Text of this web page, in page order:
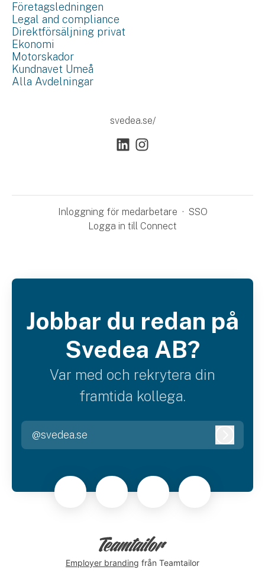
Företagsledningen
Legal and compliance
Direktförsäljning privat
Ekonomi
Motorskador
Kundnavet Umeå
Alla Avdelningar
svedea.se/
Inloggning för medarbetare · SSO
Logga in till Connect
Jobbar du redan på
Svedea AB?
Var med och rekrytera din
framtida kollega.
@svedea.se
Employer branding från Teamtailor